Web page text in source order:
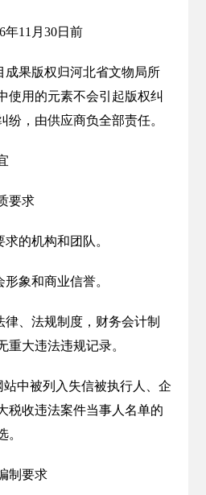
11月30日前
果版权归河北省文物局所
使用的元素不会引起版权纠
纷，由供应商负全部责任。
要求
的机构和团队。
象和商业信誉。
、法规制度，财务会计制
重大违法违规记录。
中被列入失信被执行人、企
税收违法案件当事人名单的
。
制要求